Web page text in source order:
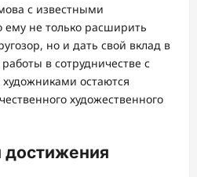
с известными
ему не только расширить
но и дать свой вклад в
в сотрудничестве с
остаются
художественного
достижения